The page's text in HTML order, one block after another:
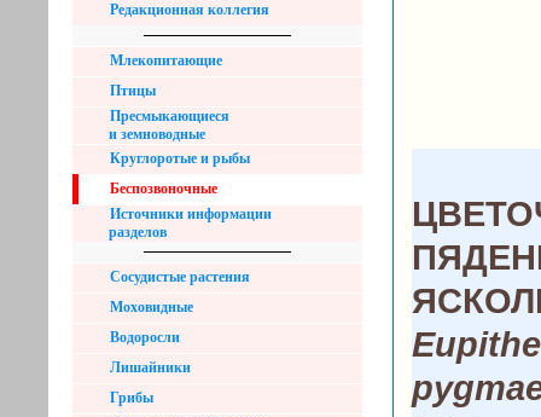
Редакционная коллегия
Млекопитающие
Птицы
Пресмыкающиеся
и земноводные
Круглоротые и рыбы
Беспозвоночные
Источники информации
разделов
Сосудистые растения
Моховидные
Водоросли
Лишайники
Грибы